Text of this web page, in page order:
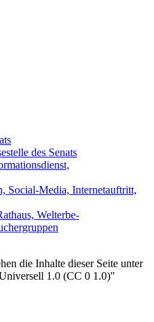
des Senats
Social-Media, Internetauftritt,
Welterbe-
die Inhalte dieser Seite unter